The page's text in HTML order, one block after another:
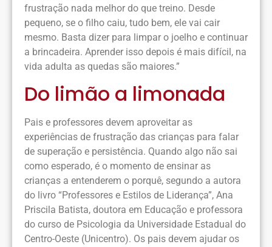
frustração nada melhor do que treino. Desde
pequeno, se o filho caiu, tudo bem, ele vai cair
mesmo. Basta dizer para limpar o joelho e continuar
a brincadeira. Aprender isso depois é mais difícil, na
vida adulta as quedas são maiores.”
Do limão a limonada
Pais e professores devem aproveitar as
experiências de frustração das crianças para falar
de superação e persistência. Quando algo não sai
como esperado, é o momento de ensinar as
crianças a entenderem o porquê, segundo a autora
do livro “Professores e Estilos de Liderança”, Ana
Priscila Batista, doutora em Educação e professora
do curso de Psicologia da Universidade Estadual do
Centro-Oeste (Unicentro). Os pais devem ajudar os